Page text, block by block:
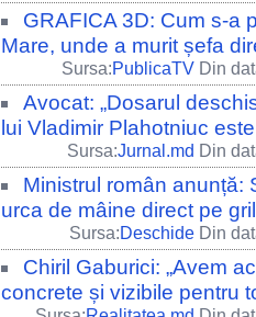
GRAFICA 3D: Cum s-a
Mare, unde a murit șefa
Sursa:PublicaTV Din
Avocat: „Dosarul
lui Vladimir Plahotniuc
Sursa:Jurnal.md Din
Ministrul român anunță:
urca de mâine direct pe
Sursa:Deschide Din
Chiril Gaburici: „Avem
concrete și vizibile pentru